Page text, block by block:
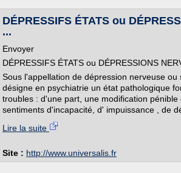
DÉPRESSIFS ÉTATS ou
...
Envoyer
DÉPRESSIFS ÉTATS ou DÉPRESSIONS
Sous l'appellation de dépression nerveuse
désigne en psychiatrie un état pathologique
troubles : d'une part, une modification
sentiments d'incapacité, d' impuissance , de
Lire la suite
Site : http://www.universalis.fr